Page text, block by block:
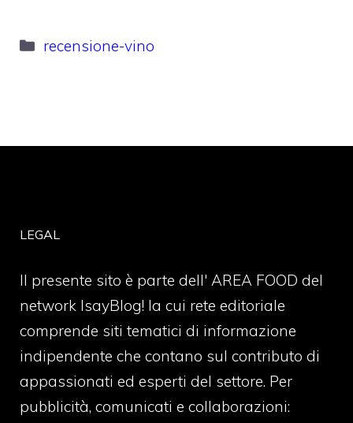
Categorie
recensione-vino
LEGAL
Il presente sito è parte dell' AREA FOOD del
network IsayBlog! la cui rete editoriale
comprende siti tematici di informazione
indipendente che contano sul contributo di
appassionati ed esperti del settore. Per
pubblicità, comunicati e collaborazioni: